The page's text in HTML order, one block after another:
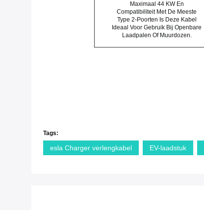
Maximaal 44 KW En
Compatibiliteit Met De Meeste
Type 2-Poorten Is Deze Kabel
Ideaal Voor Gebruik Bij Openbare
Laadpalen Of Muurdozen.
Tags:
esla Charger verlengkabel EV-laadstuk